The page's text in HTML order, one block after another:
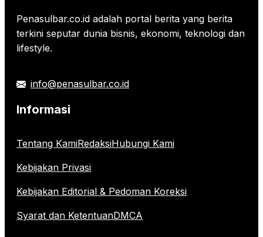
Penasulbar.co.id adalah portal berita yang berita
terkini seputar dunia bisnis, ekonomi, teknologi dan
lifestyle.
info@penasulbar.co.id
Informasi
Tentang KamiRedaksiHubungi Kami
Kebijakan Privasi
Kebijakan Editorial & Pedoman Koreksi
Syarat dan KetentuanDMCA